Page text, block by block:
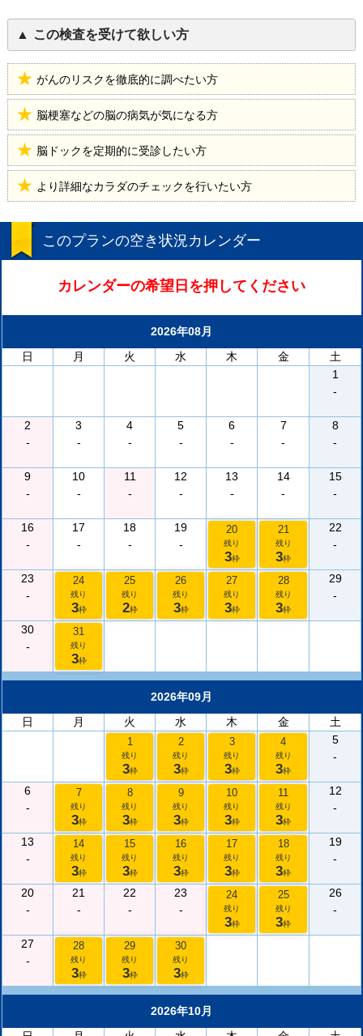
この検査を受けて欲しい方
がんのリスクを徹底的に調べたい方
脳梗塞などの脳の病気が気になる方
脳ドックを定期的に受診したい方
より詳細なカラダのチェックを行いたい方
このプランの空き状況カレンダー
カレンダーの希望日を押してください
2026年08月
日
月 火 水 木 金
土
1
-
2
-
3
-
4
-
5
-
6
-
7
-
8
-
9
-
10
-
11
-
12
-
13
-
14
-
15
-
16
-
17
-
18
-
19
-
20
残り
3枠
21
残り
3枠
22
-
23
-
24
残り
3枠
25
残り
2枠
26
残り
3枠
27
残り
3枠
28
残り
3枠
29
-
30
-
31
残り
3枠
2026年09月
日
月 火 水 木 金 土
1
残り
3枠
2
残り
3枠
3
残り
3枠
4
残り
3枠
5
-
6
-
7
残り
3枠
8
残り
3枠
9
残り
3枠
10
残り
3枠
11
残り
3枠
12
-
13
-
14
残り
3枠
15
残り
3枠
16
残り
3枠
17
残り
3枠
18
残り
3枠
19
-
20
-
21
-
22
-
23
-
24
残り
3枠
25
残り
3枠
26
-
27
-
28
残り
3枠
29
残り
3枠
30
残り
3枠
2026年10月